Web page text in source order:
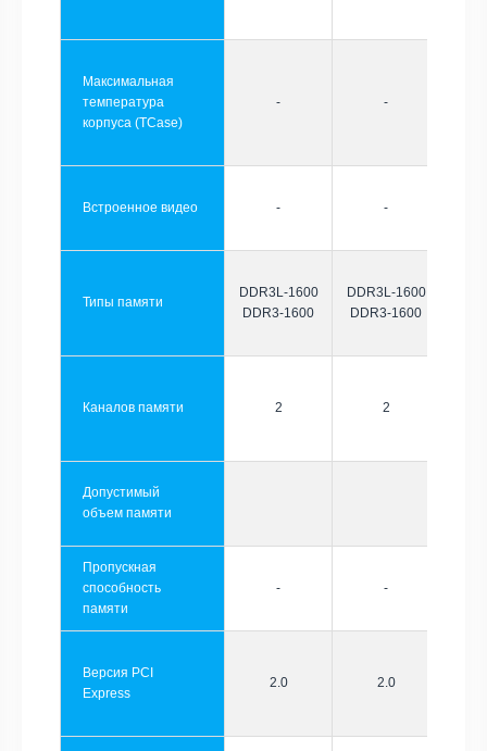
Максимальная
температура
корпуса (TCase)
- -
Встроенное видео - -
Типы памяти
DDR3L-1600
DDR3-1600
DDR3L-1600
DDR3-1600
Каналов памяти 2 2
Допустимый
объем памяти
Пропускная
способность
памяти
- -
Версия PCI
Express
2.0 2.0